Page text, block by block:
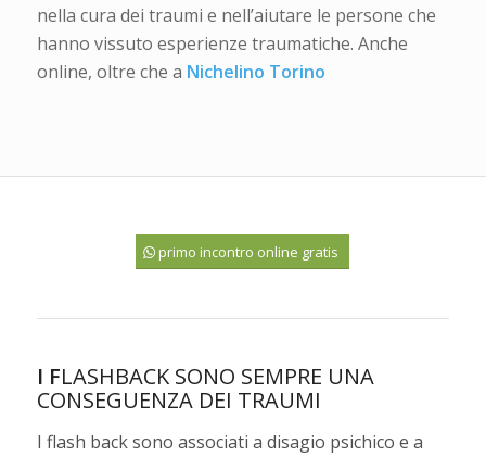
nella cura dei traumi e nell’aiutare le persone che
hanno vissuto esperienze traumatiche. Anche
online, oltre che a Nichelino Torino
primo incontro online gratis
I FLASHBACK SONO SEMPRE UNA
CONSEGUENZA DEI TRAUMI
I flash back sono associati a disagio psichico e a